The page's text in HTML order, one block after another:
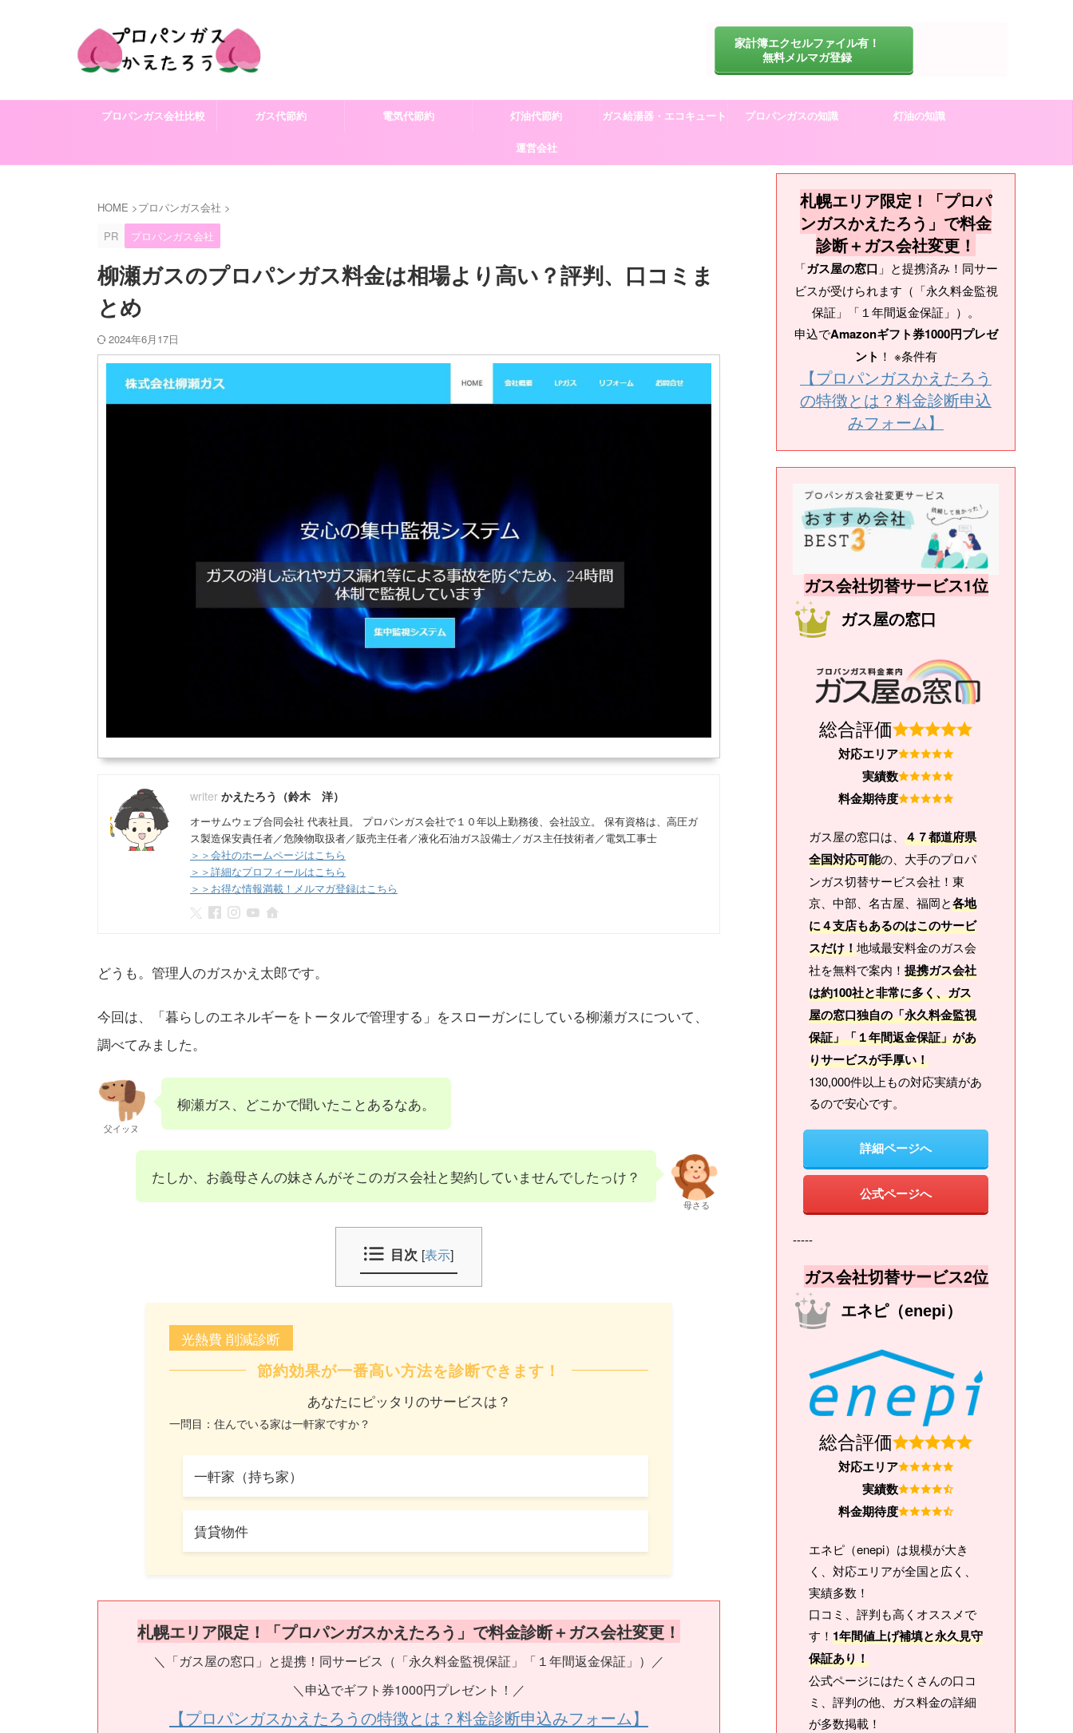
家計簿エクセルファイル有！
無料メルマガ登録
プロパンガス会社比較 ガス代節約 電気代節約 灯油代節約 ガス給湯器・エコキュート プロパンガスの知識 灯油の知識
運営会社
HOME >プロパンガス会社 >
PR
プロパンガス会社
柳瀬ガスのプロパンガス料金は相場より高い？評判、口コミま
とめ
2024年6月17日
かえたろう（鈴木 洋）
オーサムウェブ合同会社 代表社員。 プロパンガス会社で１０年以上勤務後、会社設立。 保有資格は、高圧ガ
ス製造保安責任者／危険物取扱者／販売主任者／液化石油ガス設備士／ガス主任技術者／電気工事士
＞＞会社のホームページはこちら
＞＞詳細なプロフィールはこちら
＞＞お得な情報満載！メルマガ登録はこちら
どうも。管理人のガスかえ太郎です。
今回は、「暮らしのエネルギーをトータルで管理する」をスローガンにしている柳瀬ガスについて、
調べてみました。
父イッヌ
柳瀬ガス、どこかで聞いたことあるなあ。
たしか、お義母さんの妹さんがそこのガス会社と契約していませんでしたっけ？
母さる
目次 [表示]
光熱費 削減診断
節約効果が一番高い方法を診断できます！
あなたにピッタリのサービスは？
一問目：住んでいる家は一軒家ですか？
一軒家（持ち家）
賃貸物件
札幌エリア限定！「プロパンガスかえたろう」で料金診断＋ガス会社変更！
＼「ガス屋の窓口」と提携！同サービス（「永久料金監視保証」「１年間返金保証」）／
＼申込でギフト券1000円プレゼント！／
【プロパンガスかえたろうの特徴とは？料金診断申込みフォーム】
札幌エリア限定！「プロパ
ンガスかえたろう」で料金
診断＋ガス会社変更！
「ガス屋の窓口 」と提携済み！同サー
ビスが受けられます（「永久料金監視
保証」「１年間返金保証」）。
申込でAmazonギフト券1000円プレゼ
ント ！ ※条件有
【プロパンガスかえたろう
の特徴とは？料金診断申込
みフォーム】
ガス会社切替サービス1位
ガス屋の窓口
総合評価
対応エリア
実績数
料金期待度
ガス屋の窓口は、 ４７都道府県
全国対応可能の、大手のプロパ
ンガス切替サービス会社！東
京、中部、名古屋、福岡と各地
に４支店もあるのはこのサービ
スだけ！地域最安料金のガス会
社を無料で案内！ 提携ガス会社
は約100社と非常に多く、ガス
屋の窓口独自の「永久料金監視
保証」「１年間返金保証」があ
りサービスが手厚い！
130,000件以上もの対応実績があ
るので安心です。
詳細ページへ
公式ページへ
-----
ガス会社切替サービス2位
エネピ（enepi）
総合評価
対応エリア
実績数
料金期待度
エネピ（enepi）は規模が大き
く、対応エリアが全国と広く、
実績多数！
口コミ、評判も高くオススメで
す！ 1年間値上げ補填と永久見守
保証あり！
公式ページにはたくさんの口コ
ミ、評判の他、ガス料金の詳細
が多数掲載！